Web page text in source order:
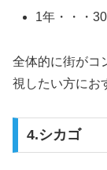
1年・・・
全体的に街がコ
視したい方にお
4.シカゴ